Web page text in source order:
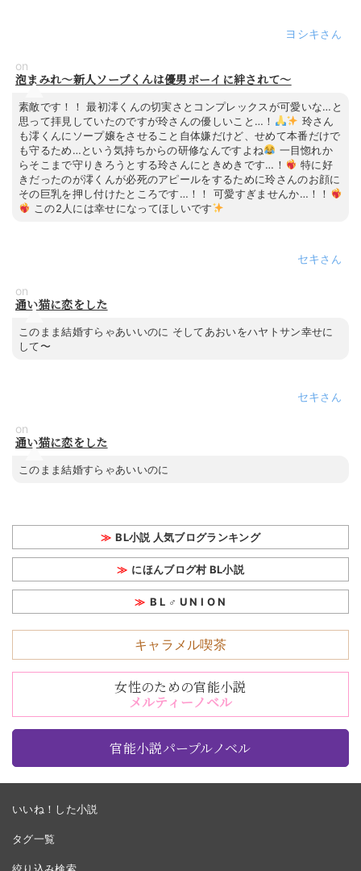
ヨシキ
on
泡まみれ～新人ソープくんは優男ボーイに絆されて～
素敵です！！ 最初澪くんの切実さとコンプレックスが可愛いな…と
思って拝見していたのですが玲さんの優しいこと…！
玲さん
も澪くんにソープ嬢をさせること自体嫌だけど、せめて本番だけで
も守るため…という気持ちからの研修なんですよね
一目惚れか
らそこまで守りきろうとする玲さんにときめきです…！
特に好
きだったのが澪くんが必死のアピールをするために玲さんのお顔に
その巨乳を押し付けたところです…！！ 可愛すぎませんか…！！
この2人には幸せになってほしいです
セキ
on
通い猫に恋をした
このまま結婚すらゃあいいのに そしてあおいをハヤトサン幸せに
して〜
セキ
on
通い猫に恋をした
このまま結婚すらゃあいいのに
BL小説 人気ブログランキング
にほんブログ村 BL小説
B L ♂ U N I O N
キャラメル喫茶
女性のための官能小説
メルティーノベル
官能小説パープルノベル
いいね！した小説
タグ一覧
絞り込み検索